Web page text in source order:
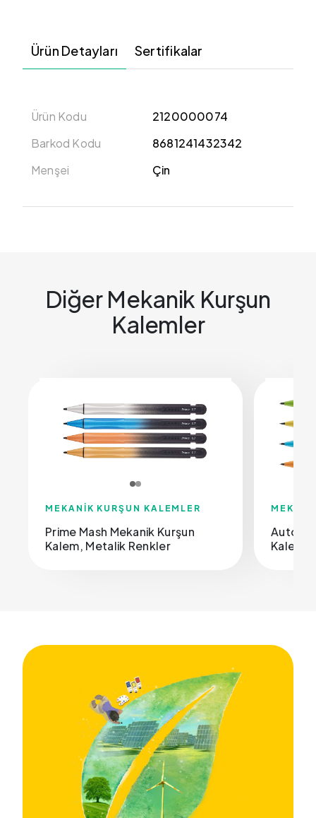
Ürün Detayları Sertifikalar
Ürün Kodu
2120000074
Barkod Kodu
8681241432342
Menşei
Çin
Diğer Mekanik Kurşun
Kalemler
MEKANİK KURŞUN KALEMLER
Prime Mash Mekanik Kurşun
Kalem, Metalik Renkler
Auto
Kalem